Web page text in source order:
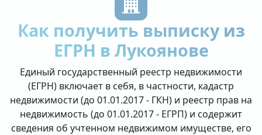
Как получить выписку из
ЕГРН в Лукоянове
Единый государственный реестр недвижимости
(ЕГРН) включает в себя, в частности, кадастр
недвижимости (до 01.01.2017 - ГКН) и реестр прав на
недвижимость (до 01.01.2017 - ЕГРП) и содержит
сведения об учтенном недвижимом имуществе, его